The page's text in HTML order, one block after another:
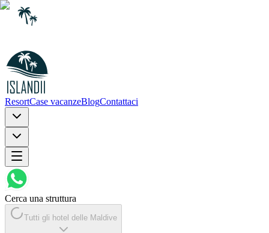
ResortCase vacanzeBlogContattaci
Cerca una struttura
Tutti gli hotel delle Maldive